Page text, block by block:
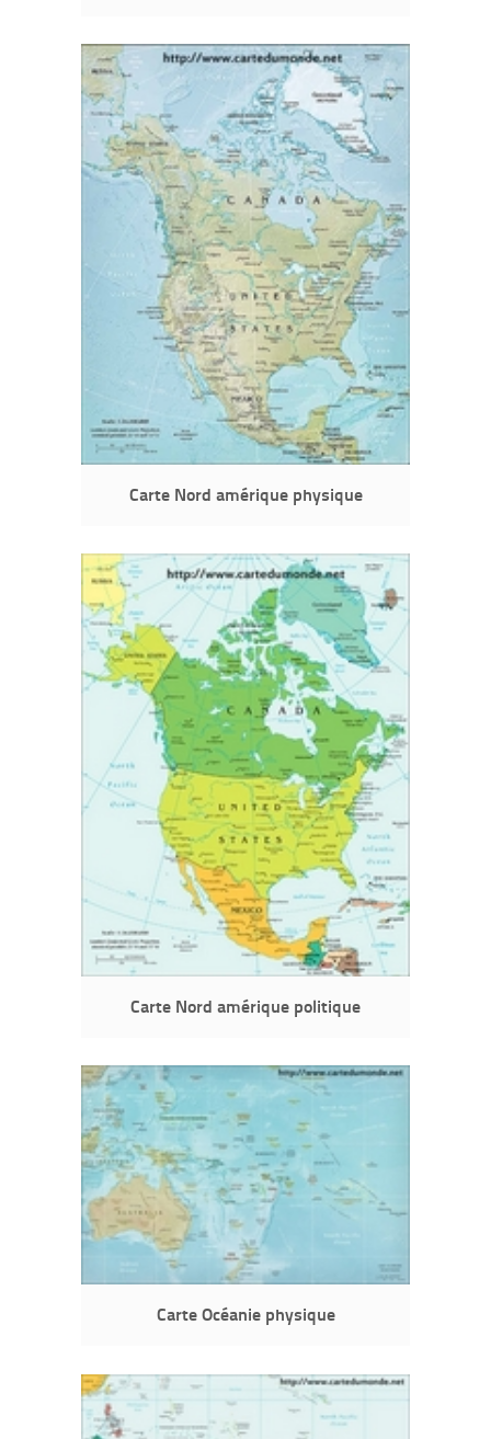
Carte Nord amérique physique
Carte Nord amérique politique
Carte Océanie physique